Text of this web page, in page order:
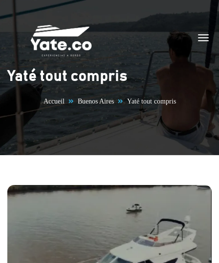
Aller au contenu
Yaté tout compris
Accueil Buenos Aires Yaté tout compris